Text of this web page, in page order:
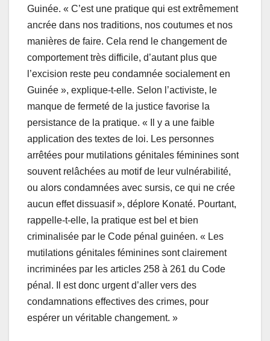
Guinée. « C’est une pratique qui est extrêmement
ancrée dans nos traditions, nos coutumes et nos
manières de faire. Cela rend le changement de
comportement très difficile, d’autant plus que
l’excision reste peu condamnée socialement en
Guinée », explique-t-elle. Selon l’activiste, le
manque de fermeté de la justice favorise la
persistance de la pratique. « Il y a une faible
application des textes de loi. Les personnes
arrêtées pour mutilations génitales féminines sont
souvent relâchées au motif de leur vulnérabilité,
ou alors condamnées avec sursis, ce qui ne crée
aucun effet dissuasif », déplore Konaté. Pourtant,
rappelle-t-elle, la pratique est bel et bien
criminalisée par le Code pénal guinéen. « Les
mutilations génitales féminines sont clairement
incriminées par les articles 258 à 261 du Code
pénal. Il est donc urgent d’aller vers des
condamnations effectives des crimes, pour
espérer un véritable changement. »